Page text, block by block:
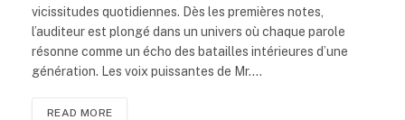
vicissitudes quotidiennes. Dès les premières notes,
l’auditeur est plongé dans un univers où chaque parole
résonne comme un écho des batailles intérieures d’une
génération. Les voix puissantes de Mr.…
READ MORE